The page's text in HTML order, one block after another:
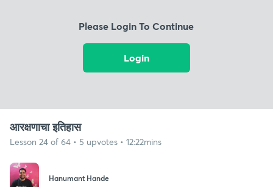
Please Login To Continue
Login
आरक्षणाचा इतिहास
Lesson 24 of 64 • 5 upvotes • 12:22mins
Hanumant Hande